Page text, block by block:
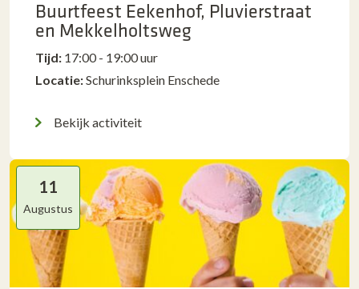
Buurtfeest Eekenhof, Pluvierstraat
en Mekkelholtsweg
Tijd: 17:00 - 19:00 uur
Locatie:Schurinksplein Enschede
Bekijk activiteit
11
Augustus